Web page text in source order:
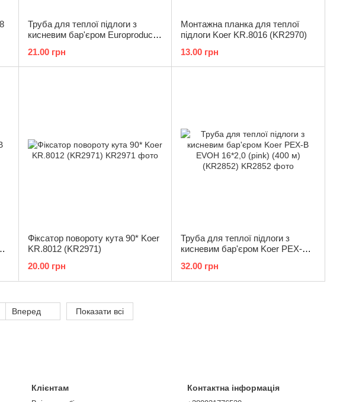
Труба для теплої підлоги з
кисневим бар'єром Europroduct
(EP2926)
21.00 грн
Монтажна планка для теплої
підлоги Koer KR.8016 (KR2970)
13.00 грн
Фіксатор повороту кута 90* Koer
KR.8012 (KR2971)
20.00 грн
Труба для теплої підлоги з
кисневим бар'єром Koer PEX-B
(KR2852)
32.00 грн
Вперед Показати всі
Клієнтам Контактна інформація